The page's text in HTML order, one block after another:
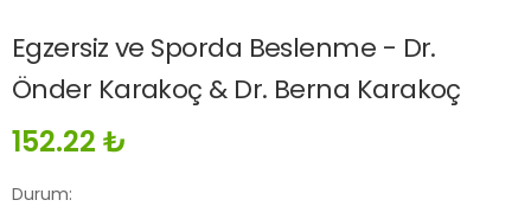
Egzersiz ve Sporda Beslenme - Dr.
Önder Karakoç & Dr. Berna Karakoç
152.22 ₺
Durum: